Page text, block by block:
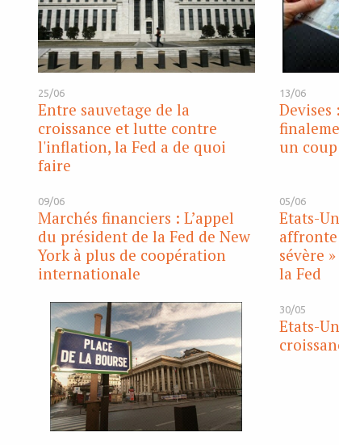
25/06
Entre sauvetage de la
croissance et lutte contre
l'inflation, la Fed a de quoi
faire
13/06
Devises
un
09/06
Marchés financiers : L’appel
du président de la Fed de New
York à plus de coopération
internationale
05/06
Etats-
sévère
la Fed
30/05
Etats-